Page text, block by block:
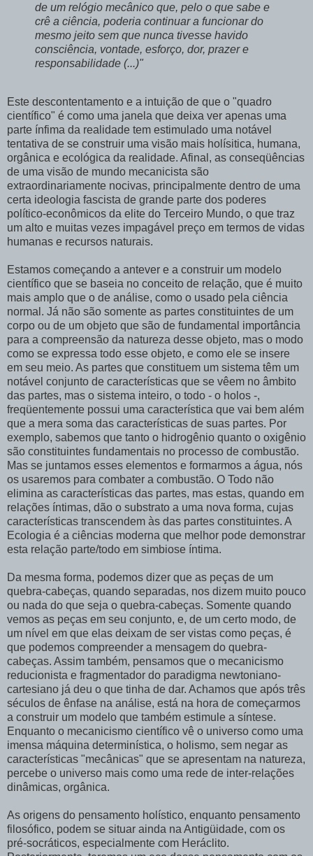
de um relógio mecânico que, pelo o que sabe e
crê a ciência, poderia continuar a funcionar do
mesmo jeito sem que nunca tivesse havido
consciência, vontade, esforço, dor, prazer e
responsabilidade (...)"
Este descontentamento e a intuição de que o "quadro
científico" é como uma janela que deixa ver apenas uma
parte ínfima da realidade tem estimulado uma notável
tentativa de se construir uma visão mais holísitica, humana,
orgânica e ecológica da realidade. Afinal, as conseqüências
de uma visão de mundo mecanicista são
extraordinariamente nocivas, principalmente dentro de uma
certa ideologia fascista de grande parte dos poderes
político-econômicos da elite do Terceiro Mundo, o que traz
um alto e muitas vezes impagável preço em termos de vidas
humanas e recursos naturais.
Estamos começando a antever e a construir um modelo
científico que se baseia no conceito de relação, que é muito
mais amplo que o de análise, como o usado pela ciência
normal. Já não são somente as partes constituintes de um
corpo ou de um objeto que são de fundamental importância
para a compreensão da natureza desse objeto, mas o modo
como se expressa todo esse objeto, e como ele se insere
em seu meio. As partes que constituem um sistema têm um
notável conjunto de características que se vêem no âmbito
das partes, mas o sistema inteiro, o todo - o holos -,
freqüentemente possui uma característica que vai bem além
que a mera soma das características de suas partes. Por
exemplo, sabemos que tanto o hidrogênio quanto o oxigênio
são constituintes fundamentais no processo de combustão.
Mas se juntamos esses elementos e formarmos a água, nós
os usaremos para combater a combustão. O Todo não
elimina as características das partes, mas estas, quando em
relações íntimas, dão o substrato a uma nova forma, cujas
características transcendem às das partes constituintes. A
Ecologia é a ciências moderna que melhor pode demonstrar
esta relação parte/todo em simbiose íntima.
Da mesma forma, podemos dizer que as peças de um
quebra-cabeças, quando separadas, nos dizem muito pouco
ou nada do que seja o quebra-cabeças. Somente quando
vemos as peças em seu conjunto, e, de um certo modo, de
um nível em que elas deixam de ser vistas como peças, é
que podemos compreender a mensagem do quebra-
cabeças. Assim também, pensamos que o mecanicismo
reducionista e fragmentador do paradigma newtoniano-
cartesiano já deu o que tinha de dar. Achamos que após três
séculos de ênfase na análise, está na hora de começarmos
a construir um modelo que também estimule a síntese.
Enquanto o mecanicismo científico vê o universo como uma
imensa máquina determinística, o holismo, sem negar as
características "mecânicas" que se apresentam na natureza,
percebe o universo mais como uma rede de inter-relações
dinâmicas, orgânica.
As origens do pensamento holístico, enquanto pensamento
filosófico, podem se situar ainda na Antigüidade, com os
pré-socráticos, especialmente com Heráclito.